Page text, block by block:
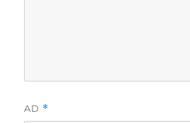
AD *